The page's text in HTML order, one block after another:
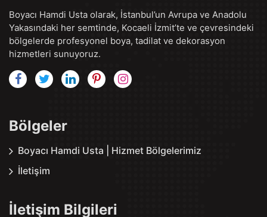
Boyacı Hamdi Usta olarak, İstanbul’un Avrupa ve Anadolu
Yakasındaki her semtinde, Kocaeli İzmit’te ve çevresindeki
bölgelerde profesyonel boya, tadilat ve dekorasyon
hizmetleri sunuyoruz.
Bölgeler
Boyacı Hamdi Usta | Hizmet Bölgelerimiz
İletişim
İletişim Bilgileri